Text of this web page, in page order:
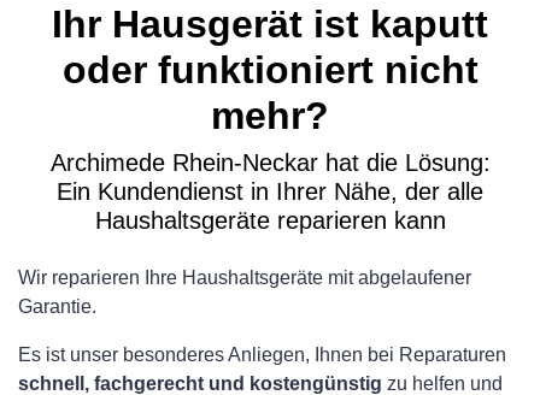
Ihr Hausgerät ist kaputt
oder funktioniert nicht
mehr?
Archimede Rhein-Neckar hat die Lösung:
Ein Kundendienst in Ihrer Nähe, der alle
Haushaltsgeräte reparieren kann
Wir reparieren Ihre Haushaltsgeräte mit abgelaufener
Garantie.
Es ist unser besonderes Anliegen, Ihnen bei Reparaturen
schnell, fachgerecht und kostengünstig zu helfen und